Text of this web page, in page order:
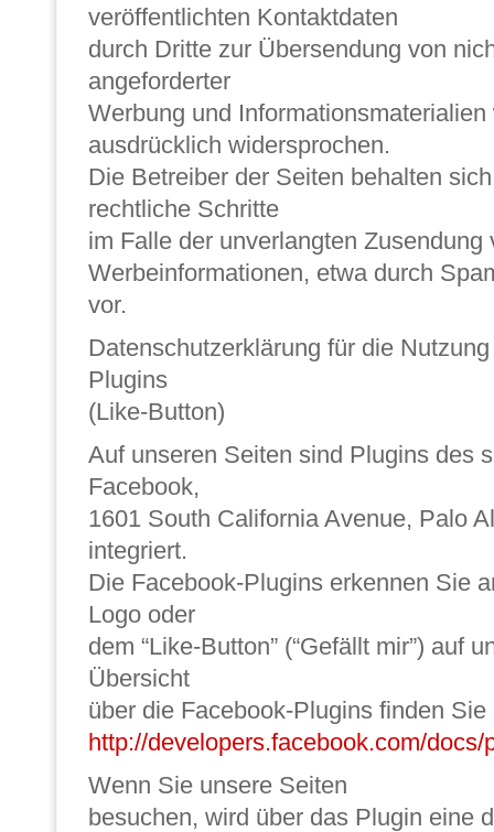
veröffentlichten Kontaktdaten
durch Dritte zur Übersendung von
angeforderter
Werbung und
ausdrücklich widersprochen.
Die Betreiber der Seiten behalten
rechtliche Schritte
im Falle der unverlangten Zusendung
Werbeinformationen, etwa durch
vor.
Datenschutzerklärung für die
Plugins
(Like-Button)
Auf unseren Seiten sind Plugins des
Facebook,
1601 South California Avenue, Palo
integriert.
Die Facebook-Plugins erkennen Sie
Logo oder
dem “Like-Button” (“Gefällt mir”) auf
Übersicht
über die Facebook-Plugins finden Sie
http://developers.facebook.com/docs/
Wenn Sie unsere Seiten
besuchen, wird über das Plugin eine